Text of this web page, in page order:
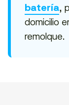
batería,
domicilio
remolque.